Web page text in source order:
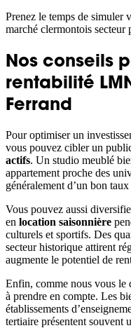
Prenez le temps de simuler
marché clermontois secteur
Nos conseils
rentabilité
Ferrand
Pour optimiser un
vous pouvez cibler un
actifs. Un studio meublé
appartement proche des
généralement d’un bon
Vous pouvez aussi
en location saisonnière
culturels et sportifs. Des
secteur historique attirent
augmente le potentiel de
Enfin, comme nous vous le
à prendre en compte. Les
établissements
tertiaire présentent souvent